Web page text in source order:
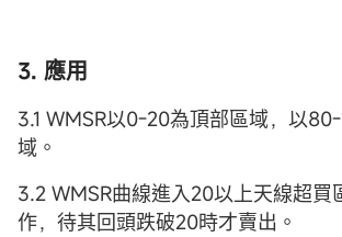
3. 應用
3.1 WMSR以0-20為頂部區域，以
域。
3.2 WMSR曲線進入20以上天線超買
作，待其回頭跌破20時才賣出。